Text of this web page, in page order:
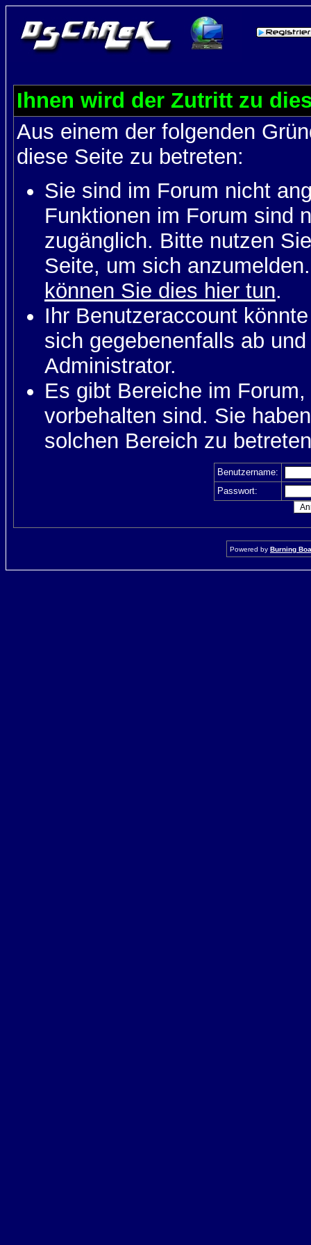
Ihnen wird der Zutritt zu
Aus einem der folgenden
diese Seite zu betreten:
Sie sind im Forum nicht
Funktionen im Forum sind
zugänglich. Bitte nutzen
Seite, um sich
können Sie dies hier tun.
Ihr Benutzeraccount
sich gegebenenfalls ab
Administrator.
Es gibt Bereiche im
vorbehalten sind. Sie
solchen Bereich zu
Benutzername:
Passwort:
Powered by Burning